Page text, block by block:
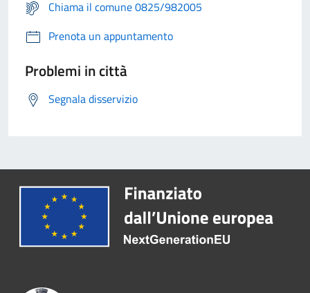
Chiama il comune 0825/982005
Prenota un appuntamento
Problemi in città
Segnala disservizio